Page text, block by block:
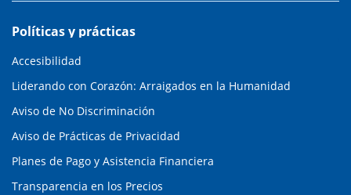
Políticas y prácticas
Accesibilidad
Liderando con Corazón: Arraigados en la Humanidad
Aviso de No Discriminación
Aviso de Prácticas de Privacidad
Planes de Pago y Asistencia Financiera
Transparencia en los Precios